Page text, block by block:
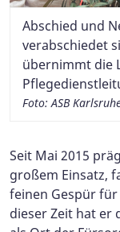
Abschied und
verabschiedet
übernimmt die
Foto: ASB
Seit Mai 2015
großem Einsatz,
feinen Gespür
dieser Zeit hat er